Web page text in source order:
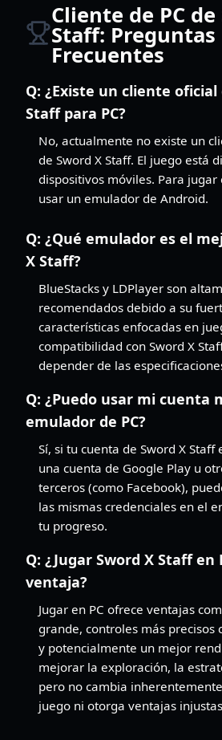
Cliente de PC
Staff: Preguntas
Frecuentes
Q: ¿Existe un cliente oficial
Staff para PC?
No, actualmente no existe un
de Sword X Staff. El juego está
dispositivos móviles. Para jugar
usar un emulador de Android.
Q: ¿Qué emulador es el
X Staff?
BlueStacks y LDPlayer son
recomendados debido a su
características enfocadas en
compatibilidad con Sword X
depender de las
Q: ¿Puedo usar mi cuenta
emulador de PC?
Sí, si tu cuenta de Sword X Staff
una cuenta de Google Play u
terceros (como Facebook),
las mismas credenciales en el
tu progreso.
Q: ¿Jugar Sword X Staff en
ventaja?
Jugar en PC ofrece ventajas
grande, controles más precisos
y potencialmente un mejor
mejorar la exploración, la
pero no cambia
juego ni otorga ventajas